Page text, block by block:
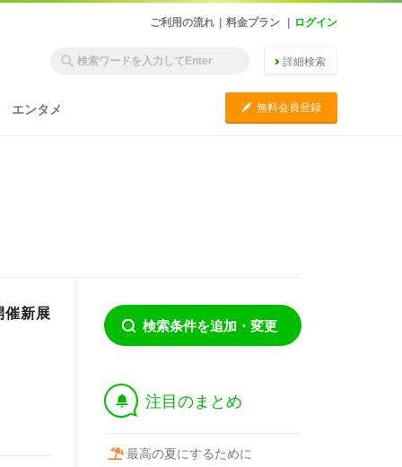
ご利用の流れ 料金プラン ログイン
詳細検索
エンタメ C 無料会員登録
催新展
検索条件を追加・変更
† 注目のまとめ
最高の夏にするために